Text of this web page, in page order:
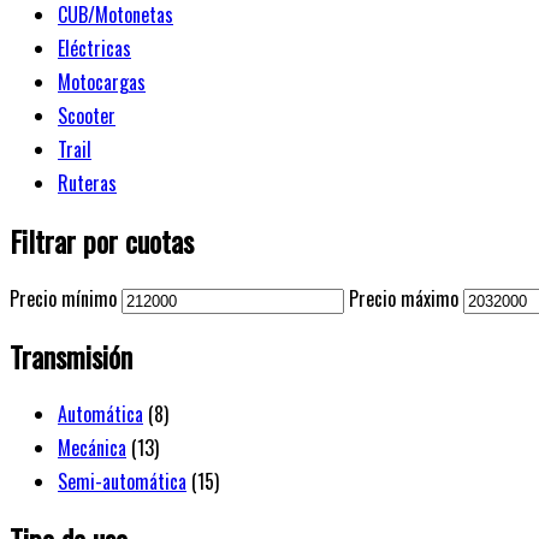
CUB/Motonetas
Eléctricas
Motocargas
Scooter
Trail
Ruteras
Filtrar por cuotas
Precio mínimo Precio máximo
Transmisión
Automática (8)
Mecánica (13)
Semi-automática (15)